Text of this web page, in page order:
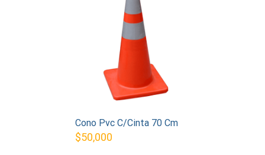
Cono Pvc C/Cinta 70 Cm
$50,000